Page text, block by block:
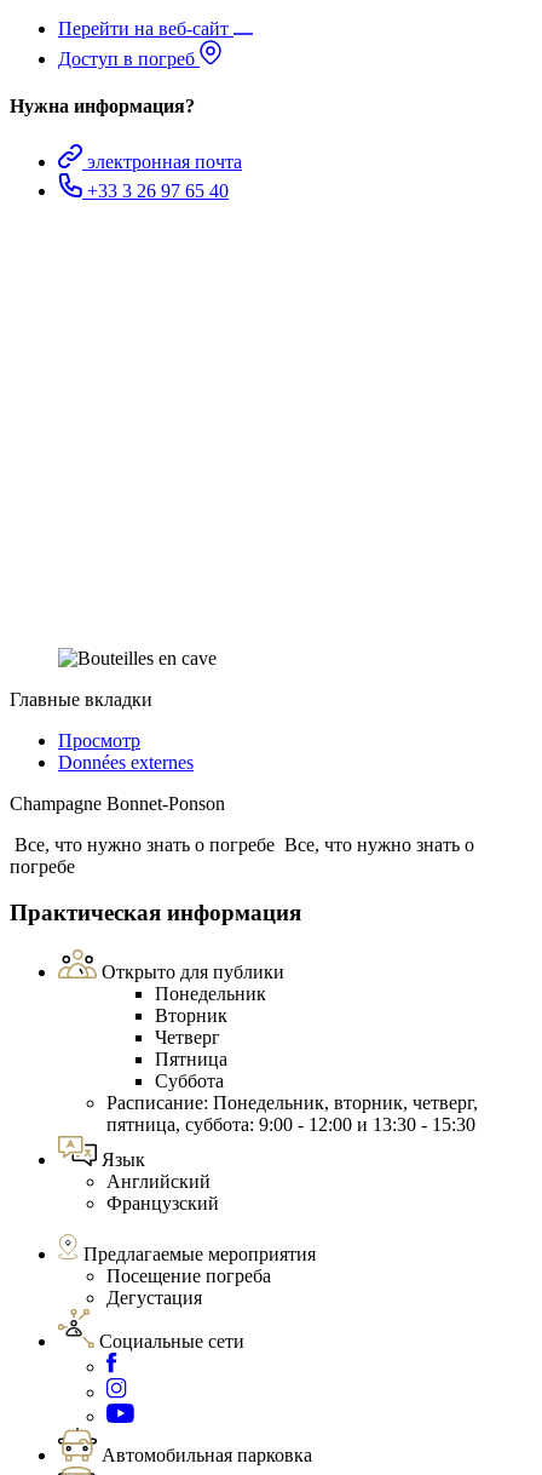
Перейти на веб-сайт
Доступ в погреб
Нужна информация?
электронная почта
+33 3 26 97 65 40
Главные вкладки
Просмотр
Données externes
Champagne Bonnet-Ponson
Все, что нужно знать о погребе Все, что нужно знать о
погребе
Практическая информация
Открыто для публики
Понедельник
Вторник
Четверг
Пятница
Суббота
Расписание: Понедельник, вторник, четверг,
пятница, суббота: 9:00 - 12:00 и 13:30 - 15:30
Язык
Английский
Французский
Предлагаемые мероприятия
Посещение погреба
Дегустация
Социальные сети
Автомобильная парковка